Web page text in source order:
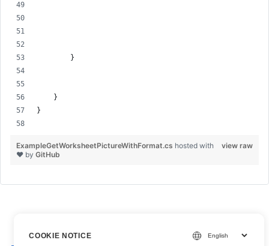
        }
    }
}
view raw
ExampleGetWorksheetPictureWithFormat.cs hosted with
❤ by GitHub
COOKIE NOTICE